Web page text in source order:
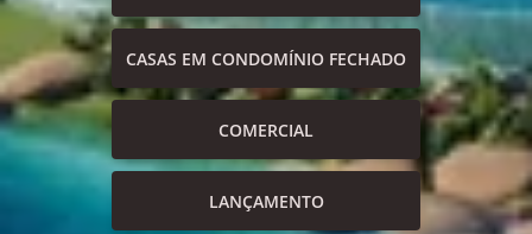
CASAS EM CONDOMÍNIO FECHADO
COMERCIAL
LANÇAMENTO